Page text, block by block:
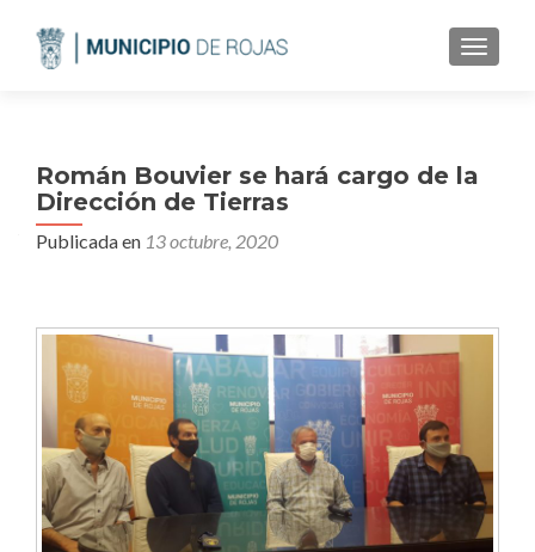
Román Bouvier se hará cargo de la
Dirección de Tierras
Publicada en 13 octubre, 2020